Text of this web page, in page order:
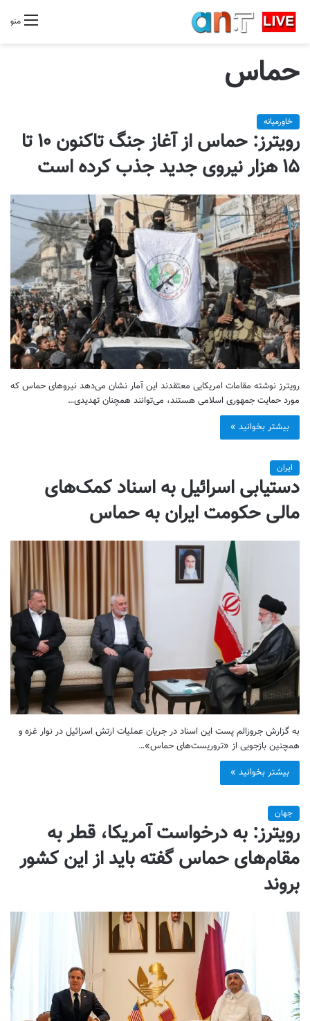
منو
حماس
خاورمیانه
رویترز: حماس از آغاز جنگ تاکنون ۱۰ تا
۱۵ هزار نیروی جدید جذب کرده است
رویترز نوشته مقامات امریکایی معتقدند این آمار نشان می‌دهد نیروهای حماس که
مورد حمایت جمهوری اسلامی هستند، می‌توانند همچنان تهدیدی…
بیشتر بخوانید »
ایران
دستیابی اسرائیل به اسناد کمک‌های
مالی حکومت ایران به حماس
به گزارش جروزالم پست این اسناد در جریان عملیات ارتش اسرائیل در نوار غزه و
همچنین بازجویی از «تروریست‌های حماس»…
بیشتر بخوانید »
جهان
رویترز: به درخواست آمریکا، قطر به
مقام‌های حماس گفته باید از این کشور
بروند